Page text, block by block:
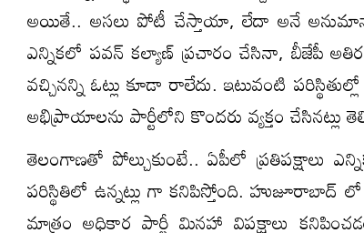
అయితే.. అస‌లు పోటీ చేస్తాయా, లేదా అనే
ఎన్నిక‌లో ప‌వ‌న్ క‌ల్యాణ్ ప్ర‌చారం చేసినా, బీజేపీ
వ‌చ్చిన‌న్ని ఓట్లు కూడా రాలేదు. ఇటువంటి
అభిప్రాయాల‌ను పార్టీలోని కొంద‌రు వ్య‌క్తం చేసిన‌ట్లు
తెలంగాణ‌తో పోల్చుకుంటే.. ఏపీలో ప్ర‌తిప‌క్షాలు
ప‌రిస్థితిలో ఉన్న‌ట్లు గా క‌నిపిస్తోంది.
మాత్రం అధికార పార్టీ మిన‌హా విప‌క్షాలు